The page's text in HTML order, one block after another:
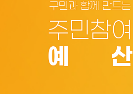
구민과 함께 만드는
주민참여
예산